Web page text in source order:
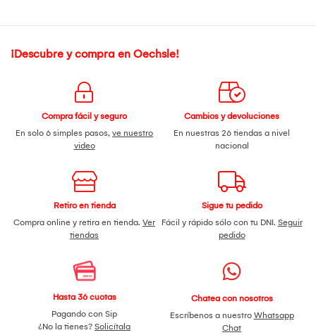
¡Descubre y compra en Oechsle!
Compra fácil y seguro
En solo 6 simples pasos, ve nuestro
video
Cambios y devoluciones
En nuestras 26 tiendas a nivel
nacional
Retiro en tienda
Compra online y retira en tienda. Ver
tiendas
Sigue tu pedido
Fácil y rápido sólo con tu DNI. Seguir
pedido
Hasta 36 cuotas
Pagando con Sip
¿No la tienes? Solicítala
Chatea con nosotros
Escríbenos a nuestro Whatsapp
Chat